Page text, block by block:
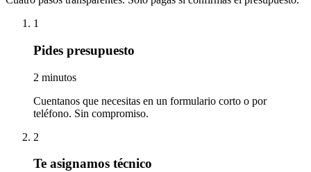
1
Pides presupuesto
2 minutos
Cuentanos que necesitas en un formulario corto o por
teléfono. Sin compromiso.
2
Te asignamos técnico